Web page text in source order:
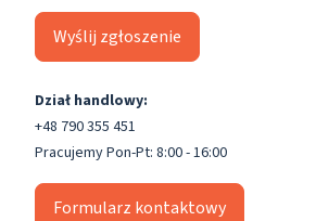
Wyślij zgłoszenie
Dział handlowy:
+48 790 355 451
Pracujemy Pon-Pt: 8:00 - 16:00
Formularz kontaktowy